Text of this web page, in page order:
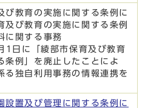
び教育の実施に関する条例に
及び教育の実施に関する条例
に関する事務
1日に「綾部市保育及び教育
条例」を廃止したことによ
る独自利用事務の情報連携を
設置及び管理に関する条例に